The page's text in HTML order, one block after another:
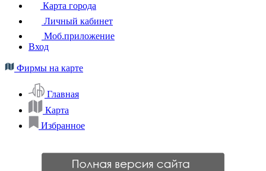
Карта города
Личный кабинет
Моб.приложение
Вход
Фирмы на карте
Главная
Карта
Избранное